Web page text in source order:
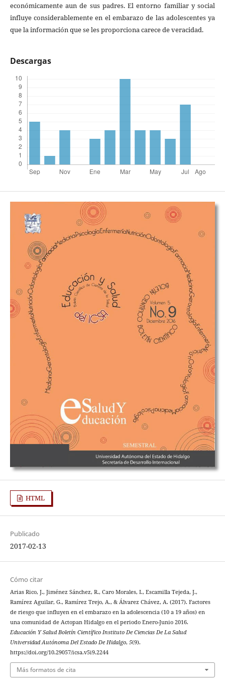
económicamente aun de sus padres. El entorno familiar y social
influye considerablemente en el embarazo de las adolescentes ya
que la información que se les proporciona carece de veracidad.
Descargas
HTML
Publicado
2017-02-13
Cómo citar
Arias Rico, J., Jiménez Sánchez, R., Caro Morales, I., Escamilla Tejeda, J.,
Ramírez Aguilar, G., Ramírez Trejo, A., & Álvarez Chávez, A. (2017). Factores
de riesgo que influyen en el embarazo en la adolescencia (10 a 19 años) en
una comunidad de Actopan Hidalgo en el periodo Enero-Junio 2016.
Educación Y Salud Boletín Científico Instituto De Ciencias De La Salud
Universidad Autónoma Del Estado De Hidalgo, 5(9).
https://doi.org/10.29057/icsa.v5i9.2244
Más formatos de cita